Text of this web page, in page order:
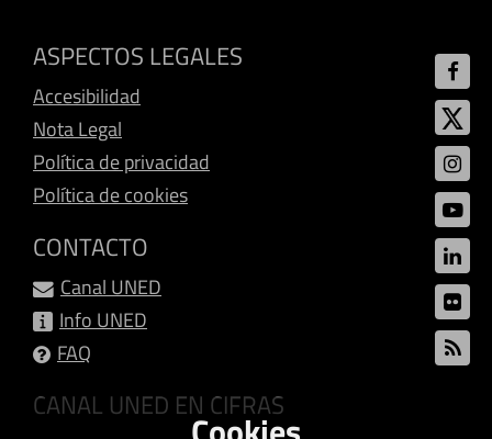
ASPECTOS LEGALES
Accesibilidad
Nota Legal
Política de privacidad
Política de cookies
CONTACTO
Canal UNED
Info UNED
FAQ
CANAL UNED EN CIFRAS